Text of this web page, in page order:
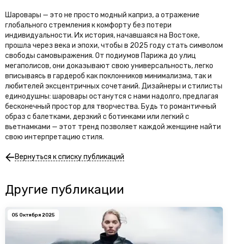
Шаровары — это не просто модный каприз, а отражение
глобального стремления к комфорту без потери
индивидуальности. Их история, начавшаяся на Востоке,
прошла через века и эпохи, чтобы в 2025 году стать символом
свободы самовыражения. От подиумов Парижа до улиц
мегаполисов, они доказывают свою универсальность, легко
вписываясь в гардероб как поклонников минимализма, так и
любителей эксцентричных сочетаний. Дизайнеры и стилисты
единодушны: шаровары останутся с нами надолго, предлагая
бесконечный простор для творчества. Будь то романтичный
образ с балетками, дерзкий с ботинками или легкий с
вьетнамками — этот тренд позволяет каждой женщине найти
свою интерпретацию стиля.
Вернуться к списку публикаций
Другие публикации
05 Октября 2025